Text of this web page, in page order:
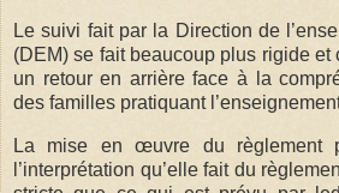
Le suivi fait par la Direction de
(DEM) se fait beaucoup plus rigide et
un retour en arrière face à la
des familles pratiquant
La mise en œuvre du règlement
l’interprétation qu’elle fait du